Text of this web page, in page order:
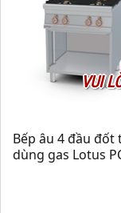
VUI
Bếp âu 4 đầu đốt
dùng gas Lotus